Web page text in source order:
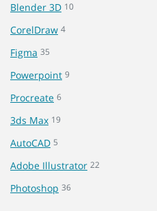
Blender 3D 10
CorelDraw 4
Figma 35
Powerpoint 9
Procreate 6
3ds Max 19
AutoCAD 5
Adobe Illustrator 22
Photoshop 36